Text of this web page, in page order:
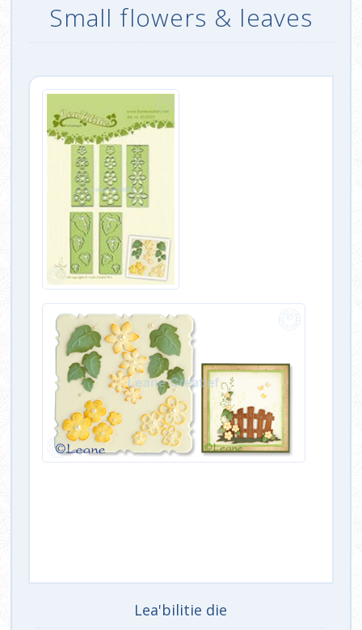
Small flowers & leaves
Lea'bilitie die